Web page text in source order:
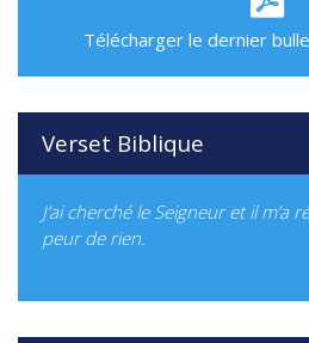
Télécharger le dernier
Verset Biblique
J’ai cherché le Seigneur et il m’a
peur de rien.